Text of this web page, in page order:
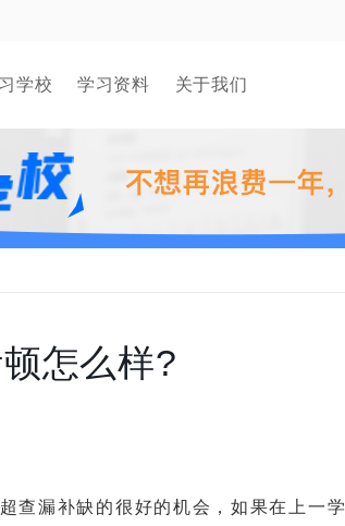
学校 学习资料 关于我们
怎么样?
漏补缺的很好的机会，如果在上一学